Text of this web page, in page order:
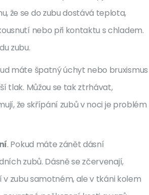
že se do zubu dostává teplota,
nebo při kontaktu s chladem.
zubu.
máte špatný úchyt nebo bruxismus
tlak. Můžou se tak ztrhávat,
že skřípání zubů v noci je problém
. Pokud máte zánět dásní
zubů. Dásně se zčervenají,
v zubu samotném, ale v tkáni kolem